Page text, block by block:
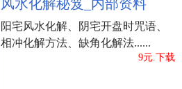
风水化解秘笈_内部资料
阳宅风水化解、阴宅开盘时咒语、
相冲化解方法、缺角化解法......
9元.下载